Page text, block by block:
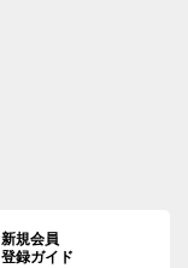
新規会員
登録ガイド